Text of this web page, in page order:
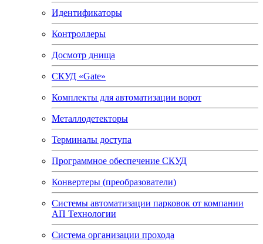
Идентификаторы
Контроллеры
Досмотр днища
СКУД «Gate»
Комплекты для автоматизации ворот
Металлодетекторы
Терминалы доступа
Программное обеспечение СКУД
Конвертеры (преобразователи)
Системы автоматизации парковок от компании
АП Технологии
Система организации прохода